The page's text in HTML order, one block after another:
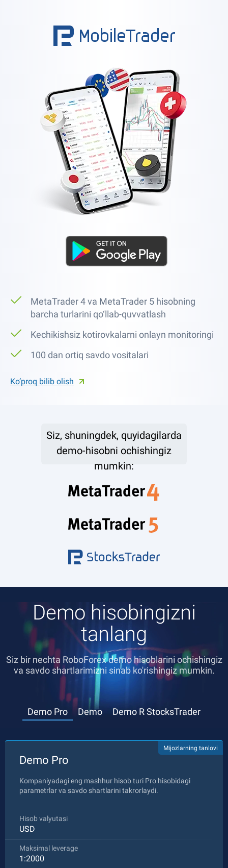
MetaTrader 4 va MetaTrader 5 hisobning
barcha turlarini qo‘llab-quvvatlash
Kechikishsiz kotirovkalarni onlayn monitoringi
100 dan ortiq savdo vositalari
Ko‘proq bilib olish
Siz, shuningdek, quyidagilarda
demo-hisobni ochishingiz
mumkin:
Demo hisobingizni
tanlang
Siz bir nechta RoboForex demo hisoblarini ochishingiz
va savdo shartlarimizni sinab ko'rishingiz mumkin.
Demo Pro Demo Demo R StocksTrader
Demo Pro
Mijozlarning tanlovi
Kompaniyadagi eng mashhur hisob turi Pro hisobidagi
parametrlar va savdo shartlarini takrorlaydi.
Hisob valyutasi
USD
Maksimal leverage
1:2000